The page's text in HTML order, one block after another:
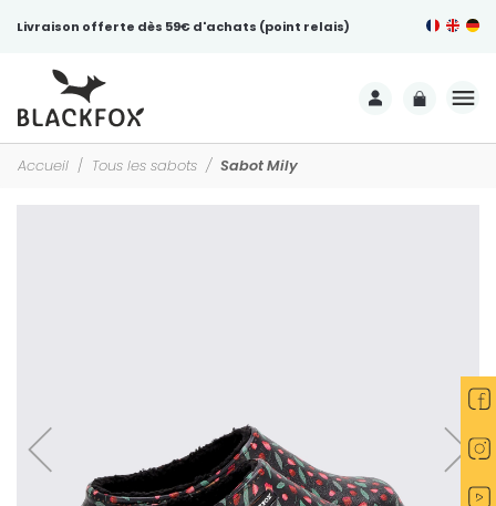
Livraison offerte dès 59€ d'achats (point relais)
Accueil Tous les sabots Sabot Mily